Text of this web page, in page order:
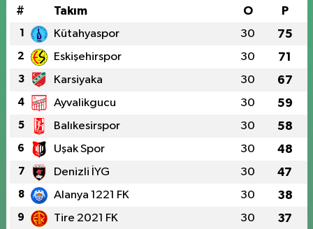
# Takım O P
1 Kütahyaspor 30 75
2 Eskişehirspor 30 71
3 Karsiyaka 30 67
4 Ayvalikgucu 30 59
5 Balıkesirspor 30 58
6 Uşak Spor 30 48
7 Denizli İYG 30 47
8 Alanya 1221 FK 30 38
9 Tire 2021 FK 30 37